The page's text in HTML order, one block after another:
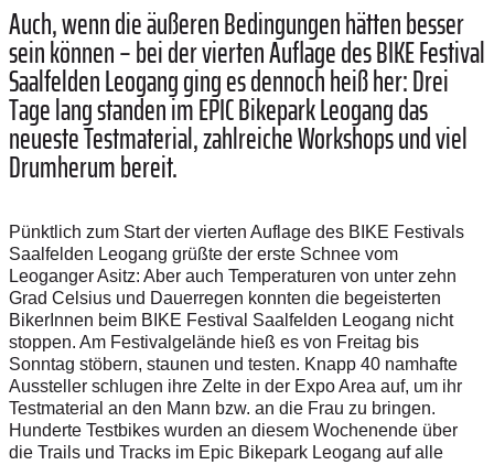
Auch, wenn die äußeren Bedingungen hätten besser
sein können – bei der vierten Auflage des BIKE Festival
Saalfelden Leogang ging es dennoch heiß her: Drei
Tage lang standen im EPIC Bikepark Leogang das
neueste Testmaterial, zahlreiche Workshops und viel
Drumherum bereit.
Pünktlich zum Start der vierten Auflage des BIKE Festivals
Saalfelden Leogang grüßte der erste Schnee vom
Leoganger Asitz: Aber auch Temperaturen von unter zehn
Grad Celsius und Dauerregen konnten die begeisterten
BikerInnen beim BIKE Festival Saalfelden Leogang nicht
stoppen. Am Festivalgelände hieß es von Freitag bis
Sonntag stöbern, staunen und testen. Knapp 40 namhafte
Aussteller schlugen ihre Zelte in der Expo Area auf, um ihr
Testmaterial an den Mann bzw. an die Frau zu bringen.
Hunderte Testbikes wurden an diesem Wochenende über
die Trails und Tracks im Epic Bikepark Leogang auf alle